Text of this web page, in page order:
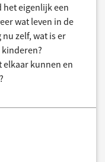
het eigenlijk een
wat leven in de
zelf, wat is er
elkaar kunnen en